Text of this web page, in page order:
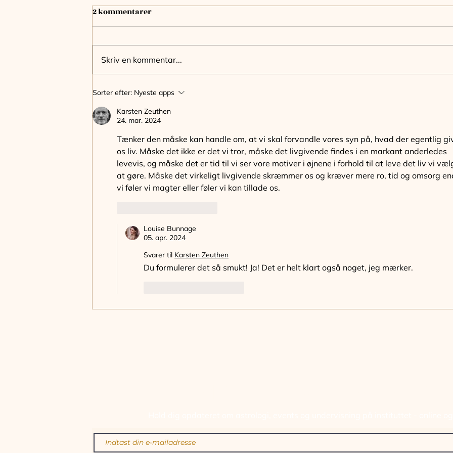
Måneknuderne i
Vandbærer-Løve 2026-2028
2 kommentarer
Skriv en kommentar...
Sorter efter: Nyeste apps
Karsten Zeuthen
24. mar. 2024
Tænker den måske kan handle om, at vi skal forvandle vores syn på, hvad der egentlig
os liv. Måske det ikke er det vi tror, måske det livgivende findes i en markant anderledes
levevis, og måske det er tid til vi ser vore motiver i øjnene i forhold til at leve det liv vi
at gøre. Måske det virkeligt livgivende skræmmer os og kræver mere ro, tid og omsorg
vi føler vi magter eller føler vi kan tillade os.
Louise Bunnage
05. apr. 2024
Svarer til Karsten Zeuthen
Du formulerer det så smukt! Ja! Det er helt klart også noget, jeg mærker.